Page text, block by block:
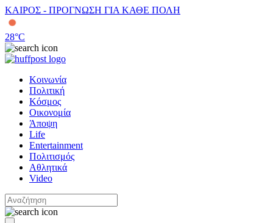
ΚΑΙΡΟΣ - ΠΡΟΓΝΩΣΗ ΓΙΑ ΚΑΘΕ ΠΟΛΗ
28°C
Κοινωνία
Πολιτική
Κόσμος
Οικονομία
Άποψη
Life
Entertainment
Πολιτισμός
Αθλητικά
Video